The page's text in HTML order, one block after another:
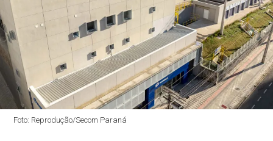
Foto: Reprodução/Secom Paraná